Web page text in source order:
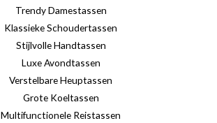
Trendy Damestassen
Klassieke Schoudertassen
Stijlvolle Handtassen
Luxe Avondtassen
Verstelbare Heuptassen
Grote Koeltassen
Multifunctionele Reistassen